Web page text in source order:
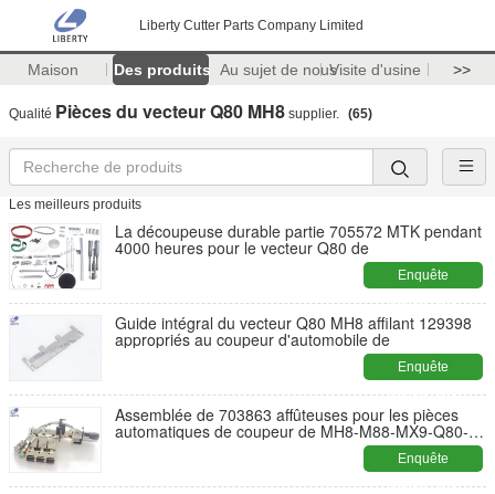
Liberty Cutter Parts Company Limited
Maison Des produits Au sujet de nousVisite d'usine >>
Qualité Pièces du vecteur Q80 MH8 supplier. (65)
Les meilleurs produits
La découpeuse durable partie 705572 MTK pendant
4000 heures pour le vecteur Q80 de
Enquête
maintenant
Guide intégral du vecteur Q80 MH8 affilant 129398
appropriés au coupeur d'automobile de
Enquête
maintenant
Assemblée de 703863 affûteuses pour les pièces
automatiques de coupeur de MH8-M88-MX9-Q80-
Enquête
maintenant